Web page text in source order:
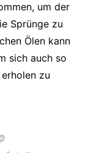
um der
Sprünge zu
Ölen kann
sich auch so
zu